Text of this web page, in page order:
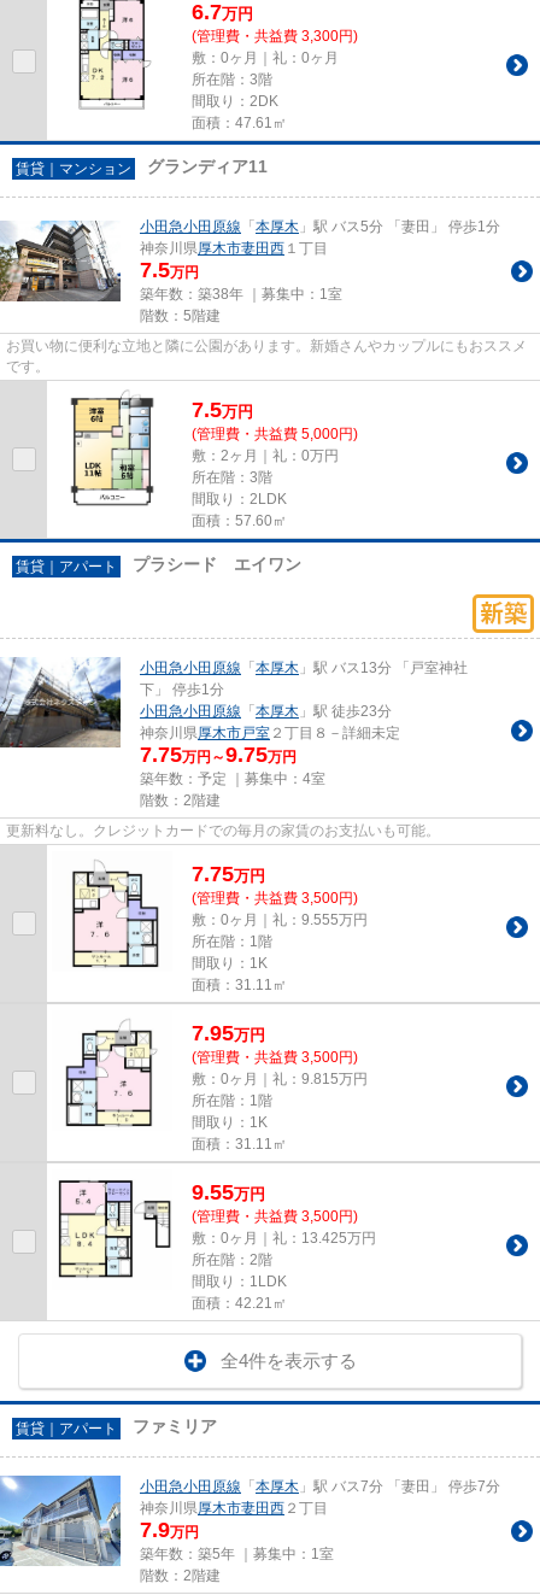
6.7万円
(管理費・共益費 3,300円)
敷：0ヶ月｜礼：0ヶ月
所在階：3階
間取り：2DK
面積：47.61㎡
賃貸｜マンション グランディア11
小田急小田原線 「本厚木 」駅 バス5分 「妻田」 停歩1分
神奈川県厚木市妻田西 １丁目
7.5万円
築年数：築38年 ｜募集中： 1室
階数：5階建
お買い物に便利な立地と隣に公園があります。新婚さんやカップルにもおススメ
です。
7.5万円
(管理費・共益費 5,000円)
敷：2ヶ月｜礼：0万円
所在階：3階
間取り：2LDK
面積：57.60㎡
賃貸｜アパート プラシード エイワン
小田急小田原線 「本厚木 」駅 バス13分 「戸室神社
下」 停歩1分
小田急小田原線 「本厚木 」駅 徒歩23分
神奈川県厚木市戸室 ２丁目８－詳細未定
7.75万円～9.75万円
築年数：予定 ｜募集中： 4室
階数：2階建
更新料なし。クレジットカードでの毎月の家賃のお支払いも可能。
7.75万円
(管理費・共益費 3,500円)
敷：0ヶ月｜礼：9.555万円
所在階：1階
間取り：1K
面積：31.11㎡
7.95万円
(管理費・共益費 3,500円)
敷：0ヶ月｜礼：9.815万円
所在階：1階
間取り：1K
面積：31.11㎡
9.55万円
(管理費・共益費 3,500円)
敷：0ヶ月｜礼：13.425万円
所在階：2階
間取り：1LDK
面積：42.21㎡
全4件を表示する
賃貸｜アパート ファミリア
小田急小田原線 「本厚木 」駅 バス7分 「妻田」 停歩7分
神奈川県厚木市妻田西 ２丁目
7.9万円
築年数：築5年 ｜募集中： 1室
階数：2階建